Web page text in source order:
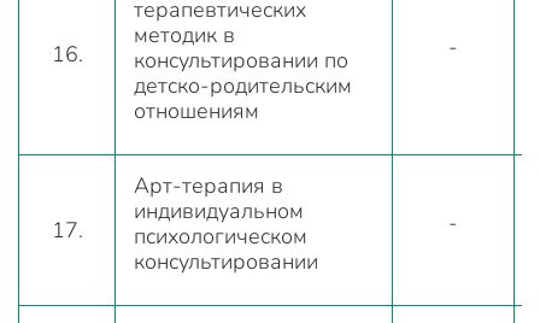
16.
терапевтических
методик в
консультировании по
детско-родительским
отношениям
-
17.
Арт-терапия в
индивидуальном
психологическом
консультировании
-